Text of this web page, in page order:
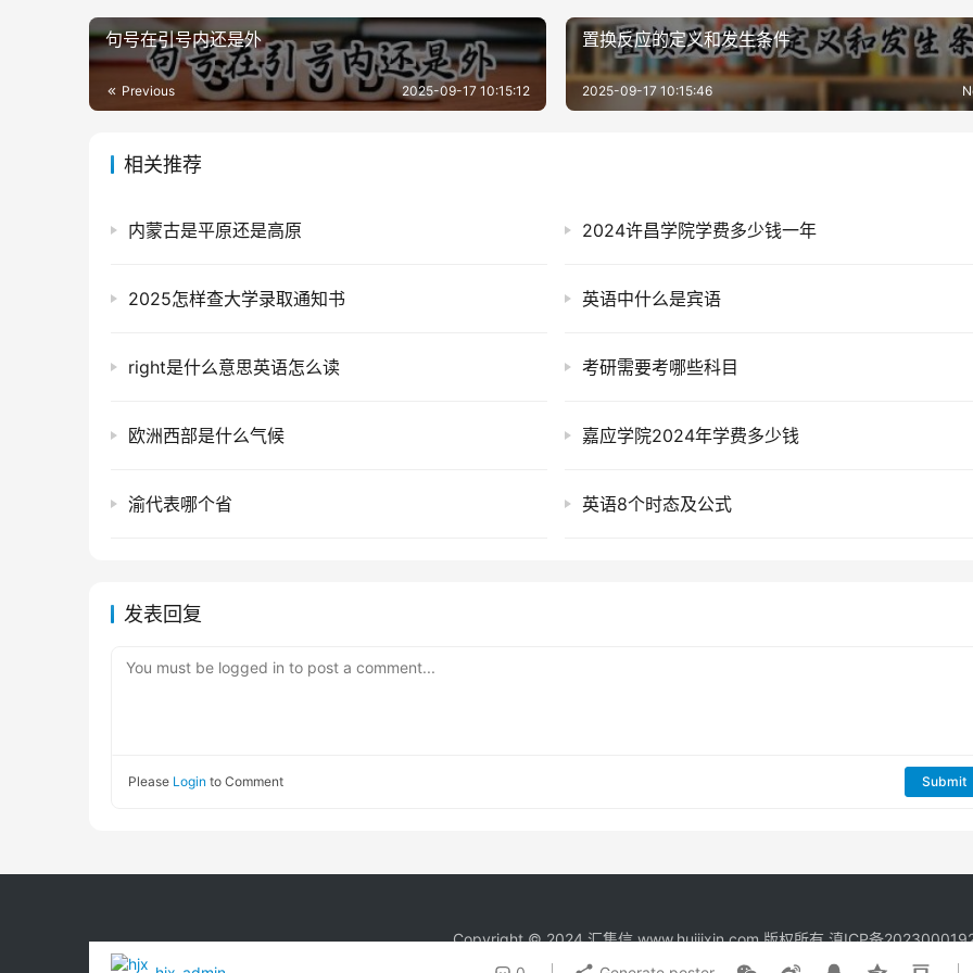
句号在引号内还是外
Previous 2025-09-17 10:15:12
置换反应的定义和发生条件
2025-09-17 10:15:46
相关推荐
内蒙古是平原还是高原 2024许昌学院学费多少钱一年
2025怎样查大学录取通知书 英语中什么是宾语
right是什么意思英语怎么读 考研需要考哪些科目
欧洲西部是什么气候 嘉应学院2024年学费多少钱
渝代表哪个省 英语8个时态及公式
发表回复
You must be logged in to post a comment...
Please Login to Comment Submit
Copyright © 2024汇集信www.huijixin.com 版权所有滇ICP备